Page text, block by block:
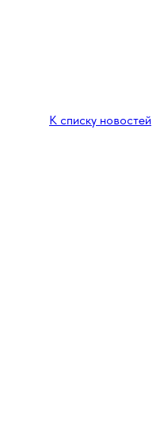
К списку новостей